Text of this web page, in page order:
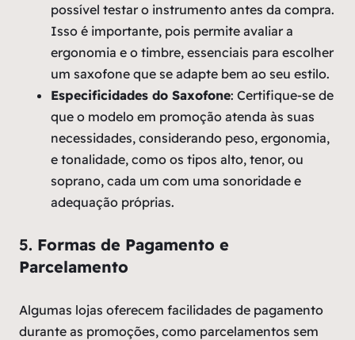
possível testar o instrumento antes da compra.
Isso é importante, pois permite avaliar a
ergonomia e o timbre, essenciais para escolher
um saxofone que se adapte bem ao seu estilo.
Especificidades do Saxofone: Certifique-se de
que o modelo em promoção atenda às suas
necessidades, considerando peso, ergonomia,
e tonalidade, como os tipos alto, tenor, ou
soprano, cada um com uma sonoridade e
adequação próprias.
5. Formas de Pagamento e
Parcelamento
Algumas lojas oferecem facilidades de pagamento
durante as promoções, como parcelamentos sem